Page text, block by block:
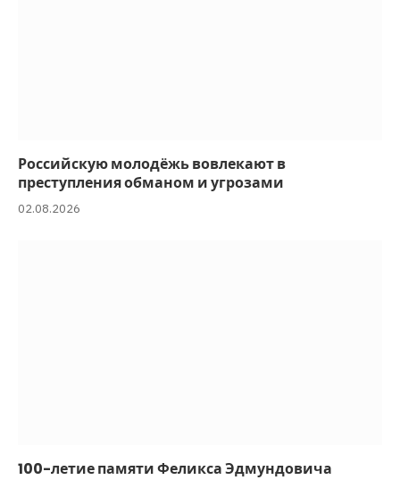
Российскую молодёжь вовлекают в
преступления обманом и угрозами
02.08.2026
100-летие памяти Феликса Эдмундовича